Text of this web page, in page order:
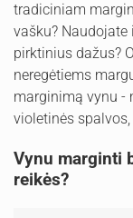
tradiciniam
vašku?
pirktinius dažus?
neregėtiems
marginimą vynu -
violetinės spalvos,
Vynu marginti
reikės?